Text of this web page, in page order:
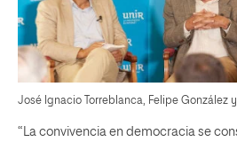
José Ignacio Torreblanca, Felipe González
“La convivencia en democracia se